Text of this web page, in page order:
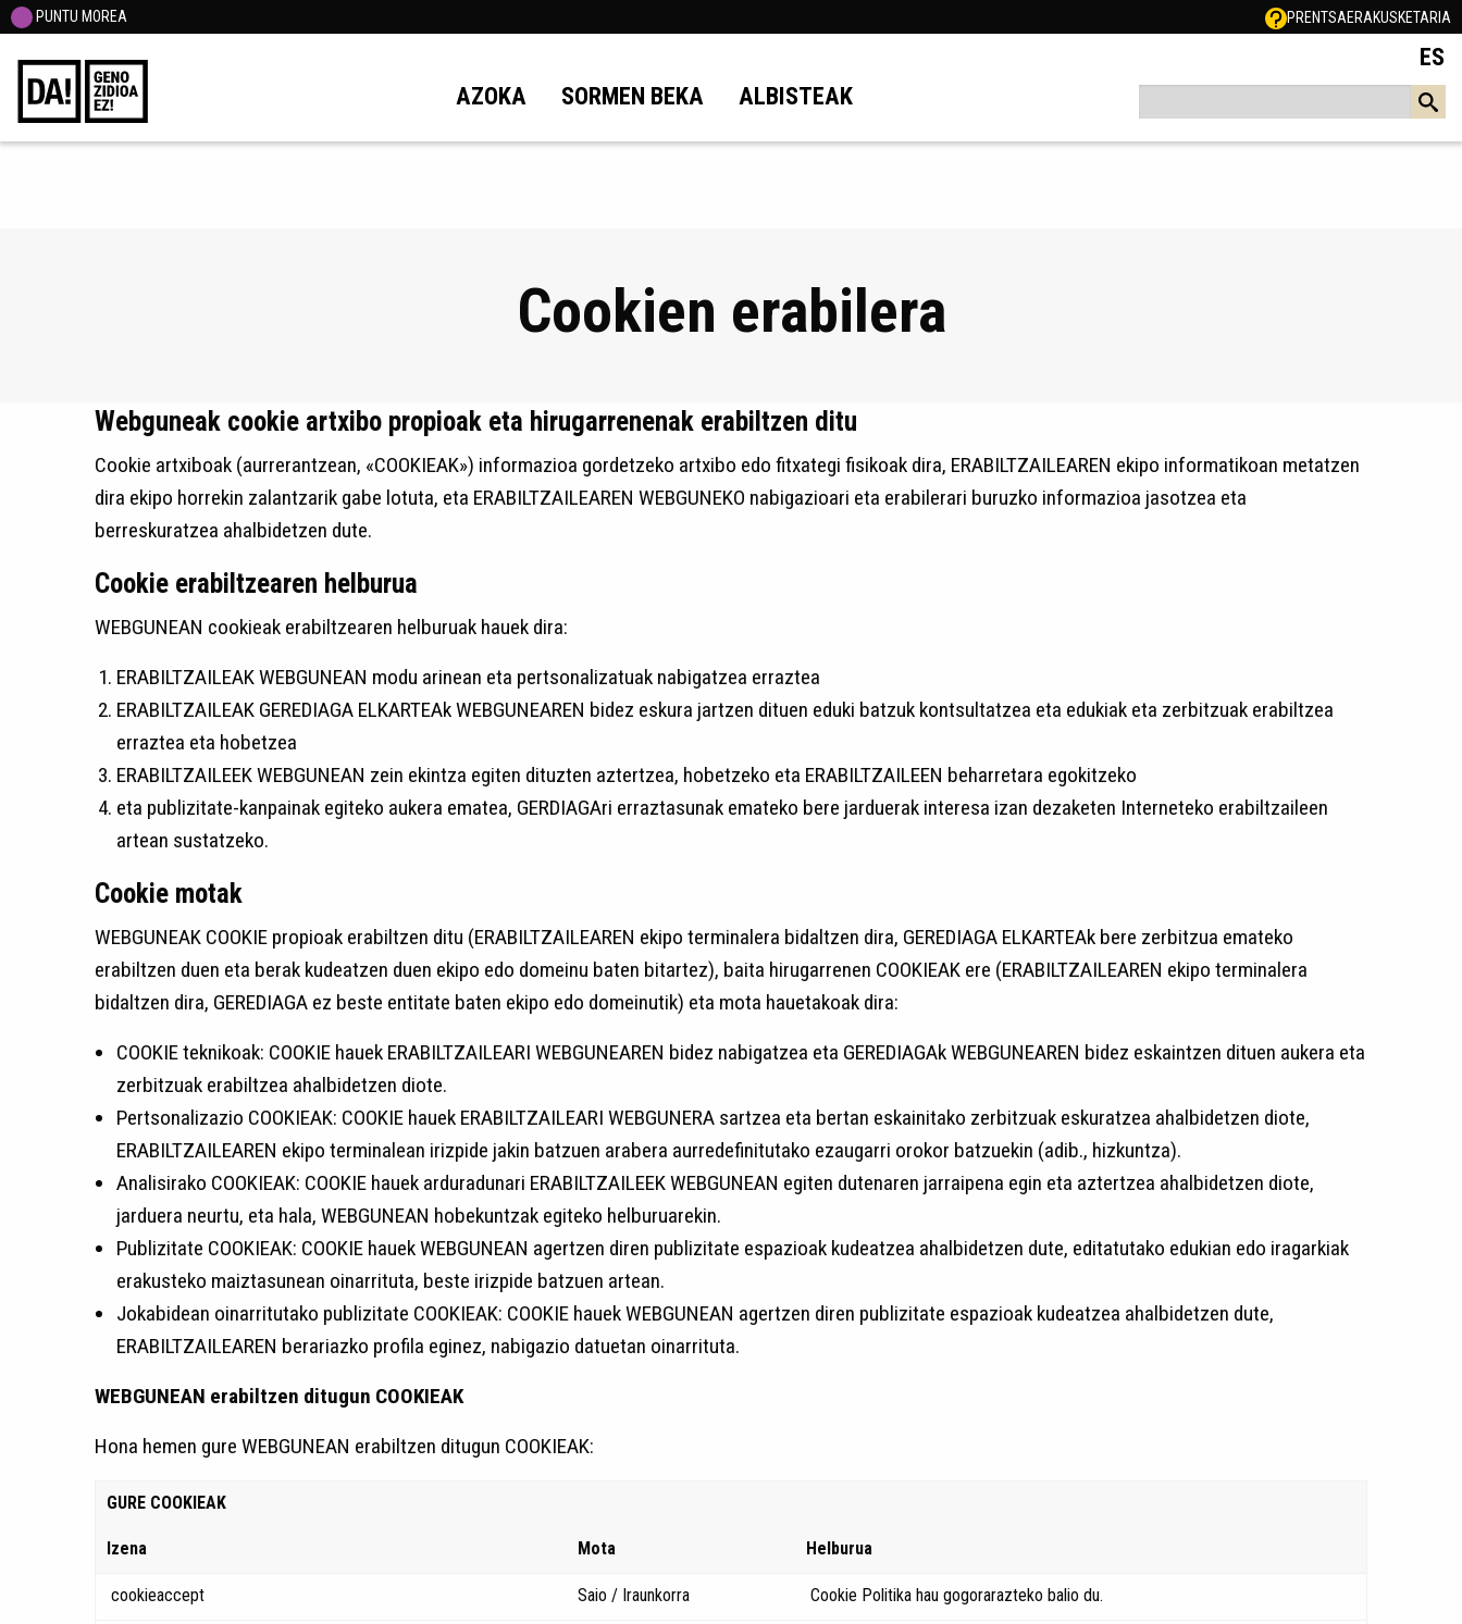
PUNTU MOREA PRENTSAERAKUSKETARIA
AZOKA SORMEN BEKA ALBISTEAK
ES
Cookien erabilera
Webguneak cookie artxibo propioak eta hirugarrenenak erabiltzen ditu
Cookie artxiboak (aurrerantzean, «COOKIEAK») informazioa gordetzeko artxibo edo fitxategi fisikoak dira, ERABILTZAILEAREN ekipo informatikoan metatzen
dira ekipo horrekin zalantzarik gabe lotuta, eta ERABILTZAILEAREN WEBGUNEKO nabigazioari eta erabilerari buruzko informazioa jasotzea eta
berreskuratzea ahalbidetzen dute.
Cookie erabiltzearen helburua
WEBGUNEAN cookieak erabiltzearen helburuak hauek dira:
ERABILTZAILEAK WEBGUNEAN modu arinean eta pertsonalizatuak nabigatzea erraztea
ERABILTZAILEAK GEREDIAGA ELKARTEAk WEBGUNEAREN bidez eskura jartzen dituen eduki batzuk kontsultatzea eta edukiak eta zerbitzuak erabiltzea
erraztea eta hobetzea
ERABILTZAILEEK WEBGUNEAN zein ekintza egiten dituzten aztertzea, hobetzeko eta ERABILTZAILEEN beharretara egokitzeko
eta publizitate-kanpainak egiteko aukera ematea, GERDIAGAri erraztasunak emateko bere jarduerak interesa izan dezaketen Interneteko erabiltzaileen
artean sustatzeko.
Cookie motak
WEBGUNEAK COOKIE propioak erabiltzen ditu (ERABILTZAILEAREN ekipo terminalera bidaltzen dira, GEREDIAGA ELKARTEAk bere zerbitzua emateko
erabiltzen duen eta berak kudeatzen duen ekipo edo domeinu baten bitartez), baita hirugarrenen COOKIEAK ere (ERABILTZAILEAREN ekipo terminalera
bidaltzen dira, GEREDIAGA ez beste entitate baten ekipo edo domeinutik) eta mota hauetakoak dira:
COOKIE teknikoak: COOKIE hauek ERABILTZAILEARI WEBGUNEAREN bidez nabigatzea eta GEREDIAGAk WEBGUNEAREN bidez eskaintzen dituen aukera eta
zerbitzuak erabiltzea ahalbidetzen diote.
Pertsonalizazio COOKIEAK: COOKIE hauek ERABILTZAILEARI WEBGUNERA sartzea eta bertan eskainitako zerbitzuak eskuratzea ahalbidetzen diote,
ERABILTZAILEAREN ekipo terminalean irizpide jakin batzuen arabera aurredefinitutako ezaugarri orokor batzuekin (adib., hizkuntza).
Analisirako COOKIEAK: COOKIE hauek arduradunari ERABILTZAILEEK WEBGUNEAN egiten dutenaren jarraipena egin eta aztertzea ahalbidetzen diote,
jarduera neurtu, eta hala, WEBGUNEAN hobekuntzak egiteko helburuarekin.
Publizitate COOKIEAK: COOKIE hauek WEBGUNEAN agertzen diren publizitate espazioak kudeatzea ahalbidetzen dute, editatutako edukian edo iragarkiak
erakusteko maiztasunean oinarrituta, beste irizpide batzuen artean.
Jokabidean oinarritutako publizitate COOKIEAK: COOKIE hauek WEBGUNEAN agertzen diren publizitate espazioak kudeatzea ahalbidetzen dute,
ERABILTZAILEAREN berariazko profila eginez, nabigazio datuetan oinarrituta.
WEBGUNEAN erabiltzen ditugun COOKIEAK
Hona hemen gure WEBGUNEAN erabiltzen ditugun COOKIEAK:
GURE COOKIEAK
Izena Mota Helburua
cookieaccept Saio / Iraunkorra Cookie Politika hau gogorarazteko balio du.